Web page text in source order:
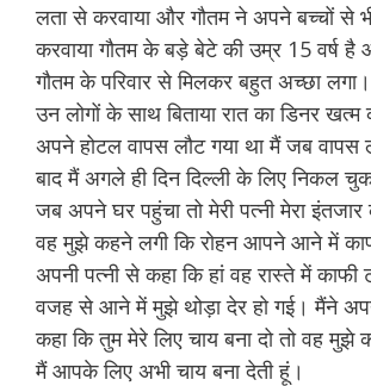
लता से करवाया और गौतम ने अपने बच्चों से
करवाया गौतम के बड़े बेटे की उम्र 15 वर्ष है
गौतम के परिवार से मिलकर बहुत अच्छा
उन लोगों के साथ बिताया रात का डिनर
अपने होटल वापस लौट गया था मैं जब वापस
बाद मैं अगले ही दिन दिल्ली के लिए निकल
जब अपने घर पहुंचा तो मेरी पत्नी मेरा
वह मुझे कहने लगी कि रोहन आपने आने में
अपनी पत्नी से कहा कि हां वह रास्ते में
वजह से आने में मुझे थोड़ा देर हो गई। मैंने
कहा कि तुम मेरे लिए चाय बना दो तो वह मुझे
मैं आपके लिए अभी चाय बना देती हूं।